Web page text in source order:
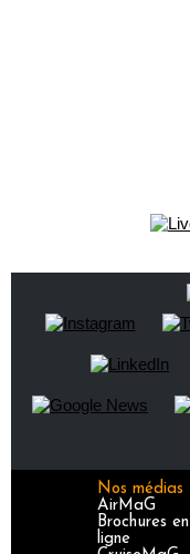
Nos médias
AirMaG
Brochures en
ligne